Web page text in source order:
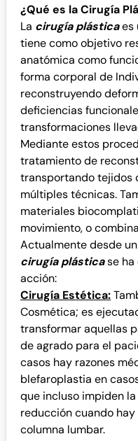
¿Qué es la Cirugía
La cirugía plásticaes
tiene como objetivo
anatómica como
forma corporal de
reconstruyendo
deficiencias
transformaciones
Mediante estos
tratamiento de
transportando tejidos
múltiples técnicas.
materiales
movimiento, o
Actualmente desde
cirugía plásticase ha
acción:
Cirugía Estética:
Cosmética; es
transformar aquellas
de agrado para el
casos hay razones
blefaroplastia en
que incluso impiden
reducción cuando
columna lumbar.